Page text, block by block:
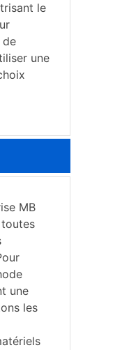
le
de
une
MB
une
les